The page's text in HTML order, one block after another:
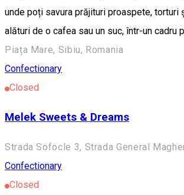
unde poți savura prăjituri proaspete, torturi
alături de o cafea sau un suc, într-un cadru
Piața Mare, Sibiu, Romania
Confectionary
Closed
Melek Sweets & Dreams
Confectionary
Closed